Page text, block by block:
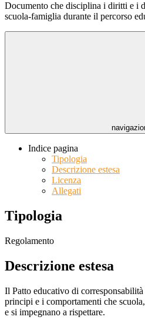
Documento che disciplina i diritti e i
scuola-famiglia durante il percorso
Indice pagina
Tipologia
Descrizione estesa
Licenza
Allegati
Tipologia
Regolamento
Descrizione estesa
Il Patto educativo di
principi e i comportamenti che
e si impegnano a rispettare.